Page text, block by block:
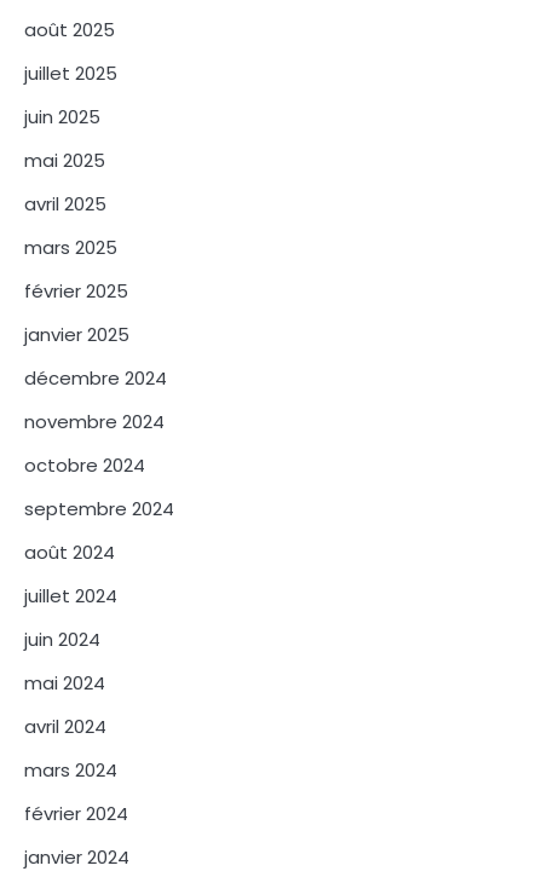
août 2025
juillet 2025
juin 2025
mai 2025
avril 2025
mars 2025
février 2025
janvier 2025
décembre 2024
novembre 2024
octobre 2024
septembre 2024
août 2024
juillet 2024
juin 2024
mai 2024
avril 2024
mars 2024
février 2024
janvier 2024